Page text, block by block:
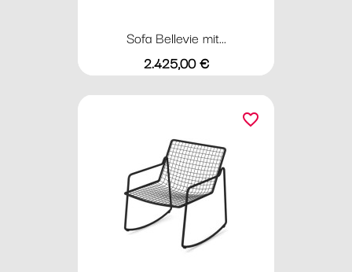
Sofa Bellevie mit...
Preis
2.425,00 €
favorite_border